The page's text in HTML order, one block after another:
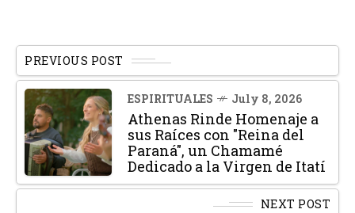
PREVIOUS POST
ESPIRITUALES July 8, 2026
Athenas Rinde Homenaje a
sus Raíces con "Reina del
Paraná", un Chamamé
Dedicado a la Virgen de Itatí
NEXT POST